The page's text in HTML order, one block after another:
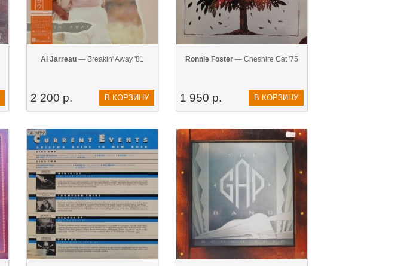
Al Jarreau — Breakin' Away '81
2 200 р. В КОРЗИНУ
Ronnie Foster — Cheshire Cat '75
1 950 р. В КОРЗИНУ